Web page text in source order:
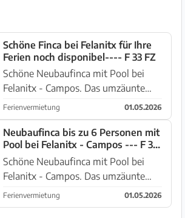
Schöne Finca bei Felanitx für Ihre
Ferien noch disponibel---- F 33 FZ
Schöne Neubaufinca mit Pool bei
Felanitx - Campos. Das umzäunte
Grundstück von 19.000 m2 ein
automatisches Einfahrtstor und
genügend Stellplätze. Es hat eine
angenehme Terrasse mit Markise am
...
Ferienvermietung 01.05.2026
Neubaufinca bis zu 6 Personen mit
Pool bei Felanitx - Campos --- F 33
FZ
Schöne Neubaufinca mit Pool bei
Felanitx - Campos. Das umzäunte
Grundstück von 19.000 m2 ein
automatisches Einfahrtstor und
Ferienvermietung 01.05.2026